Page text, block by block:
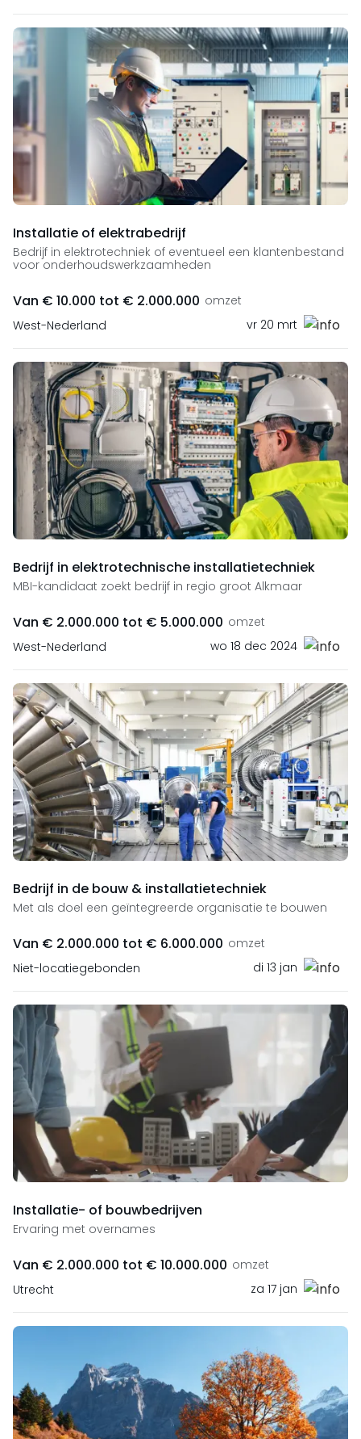
Installatie of elektrabedrijf
Bedrijf in elektrotechniek of eventueel een klantenbestand
voor onderhoudswerkzaamheden
Van € 10.000 tot € 2.000.000 omzet
West-Nederland
vr 20 mrt
Bedrijf in elektrotechnische installatietechniek
MBI-kandidaat zoekt bedrijf in regio groot Alkmaar
Van € 2.000.000 tot € 5.000.000 omzet
West-Nederland
wo 18 dec 2024
Bedrijf in de bouw & installatietechniek
Met als doel een geïntegreerde organisatie te bouwen
Van € 2.000.000 tot € 6.000.000 omzet
Niet-locatiegebonden
di 13 jan
Installatie- of bouwbedrijven
Ervaring met overnames
Van € 2.000.000 tot € 10.000.000 omzet
Utrecht
za 17 jan